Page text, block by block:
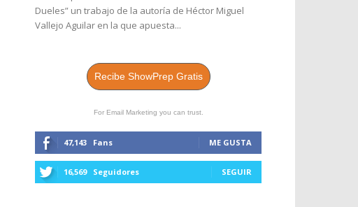
Dueles” un trabajo de la autoría de Héctor Miguel
Vallejo Aguilar en la que apuesta...
Recibe ShowPrep Gratis
For Email Marketing you can trust.
47,143 Fans ME GUSTA
16,569 Seguidores SEGUIR